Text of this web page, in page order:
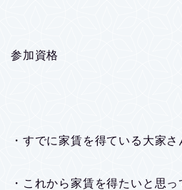
参加資格
・すでに家賃を得ている大家さ
・これから家賃を得たいと思っ